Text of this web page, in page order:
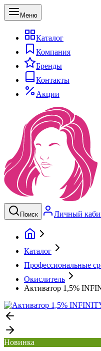
Меню
Каталог
Компания
Бренды
Контакты
Акции
Поиск Личный
Каталог
Профессиональные
Окислитель
Активатор 1,5%
Новинка